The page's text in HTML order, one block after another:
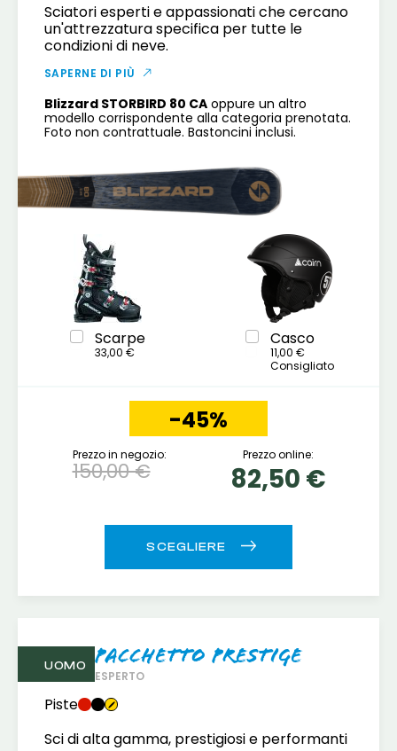
Sciatori esperti e appassionati che cercano
un'attrezzatura specifica per tutte le
condizioni di neve.
SAPERNE DI PIÙ
Blizzard STORBIRD 80 CA oppure un altro
modello corrispondente alla categoria prenotata.
Foto non contrattuale. Bastoncini inclusi.
Scarpe
33,00 €
Casco
11,00 €
Consigliato
-45%
Prezzo in negozio:
150,00 €
Prezzo online:
82,50 €
UOMO Pacchetto Prestige
ESPERTO
Piste
Sci di alta gamma, prestigiosi e performanti